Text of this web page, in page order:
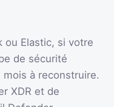
ou Elastic, si votre
de sécurité
à reconstruire.
XDR et de